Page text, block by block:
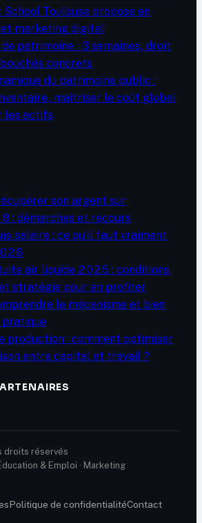
School Toulouse propose en
marketing digital
de patrimoine : 3 semaines, droit
concrets
du patrimoine public :
maîtriser le coût global
les actifs
son argent sur
: démarches et recours
salaire : ce qu’il faut vraiment
air liquide 2025 : conditions,
stratégie pour en profiter
le mécanisme et bien
pratique
production : comment optimiser
entre capital et travail ?
droits réservés
& Emploi · Marketing
Politique de confidentialitéContact